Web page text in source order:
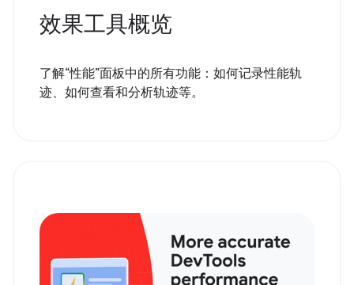
效果工具概览
了解“性能”面板中的所有功能：如何记录性能轨
迹、如何查看和分析轨迹等。